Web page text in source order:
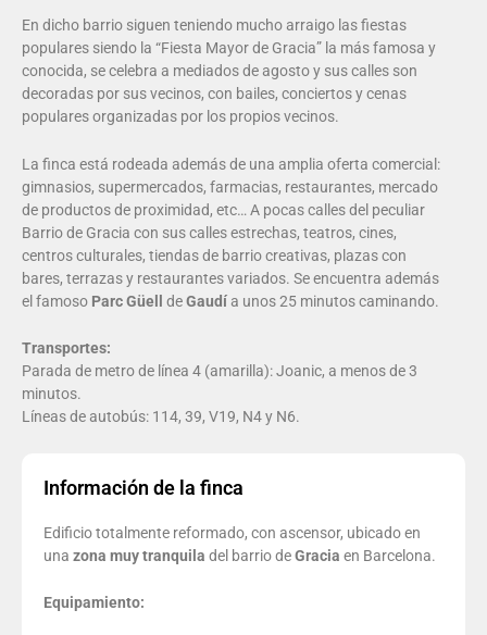
En dicho barrio siguen teniendo mucho arraigo las fiestas
populares siendo la “Fiesta Mayor de Gracia” la más famosa y
conocida, se celebra a mediados de agosto y sus calles son
decoradas por sus vecinos, con bailes, conciertos y cenas
populares organizadas por los propios vecinos.
La finca está rodeada además de una amplia oferta comercial:
gimnasios, supermercados, farmacias, restaurantes, mercado
de productos de proximidad, etc… A pocas calles del peculiar
Barrio de Gracia con sus calles estrechas, teatros, cines,
centros culturales, tiendas de barrio creativas, plazas con
bares, terrazas y restaurantes variados. Se encuentra además
el famoso Parc Güell deGaudía unos 25 minutos caminando.
Transportes:
Parada de metro de línea 4 (amarilla): Joanic, a menos de 3
minutos.
Líneas de autobús: 114, 39, V19, N4 y N6.
Información de la finca
Edificio totalmente reformado, con ascensor, ubicado en
una zona muytranquila del barrio deGracia en Barcelona.
Equipamiento: